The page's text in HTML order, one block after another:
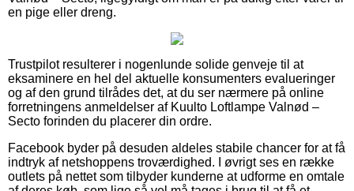
en pige eller dreng.
Trustpilot resulterer i nogenlunde solide genveje til at
eksaminere en hel del aktuelle konsumenters evalueringer
og af den grund tilrådes det, at du ser nærmere på online
forretningens anmeldelser af Kuulto Loftlampe Valnød –
Secto forinden du placerer din ordre.
Facebook byder på desuden aldeles stabile chancer for at få
indtryk af netshoppens troværdighed. I øvrigt ses en række
outlets på nettet som tilbyder kunderne at udforme en omtale